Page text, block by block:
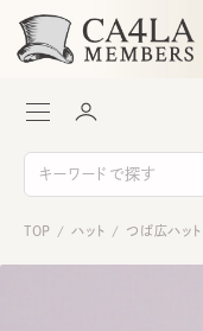
TOP / ハット / つば広ハット